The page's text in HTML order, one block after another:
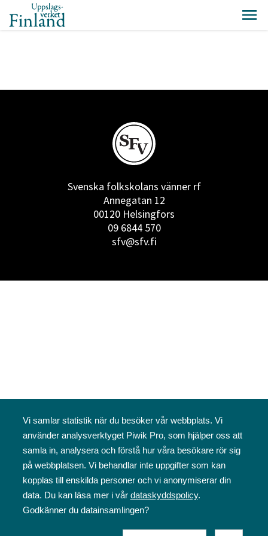
Svenska folkskolans vänner rf
Annegatan 12
00120 Helsingfors
09 6844 570
sfv@sfv.fi
Vi samlar statistik när du besöker vår webbplats. Vi
använder analysverktyget Piwik Pro, som hjälper oss att
samla in, analysera och förstå hur våra besökare rör sig
på webbplatsen. Vi behandlar inte uppgifter som kan
kopplas till enskilda personer och vi anonymiserar din
data. Du kan läsa mer i vår dataskyddspolicy.
Godkänner du datainsamlingen?